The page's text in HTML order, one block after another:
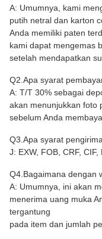
A: Umumnya, kami
putih netral dan karton
Anda memiliki paten
kami dapat mengemas
setelah mendapatkan
Q2.Apa syarat
A: T/T 30% sebagai
akan menunjukkan foto
sebelum Anda
Q3.Apa syarat
J: EXW, FOB, CRF, CIF,
Q4.Bagaimana dengan
A: Umumnya, ini akan
menerima uang muka
tergantung
pada item dan jumlah